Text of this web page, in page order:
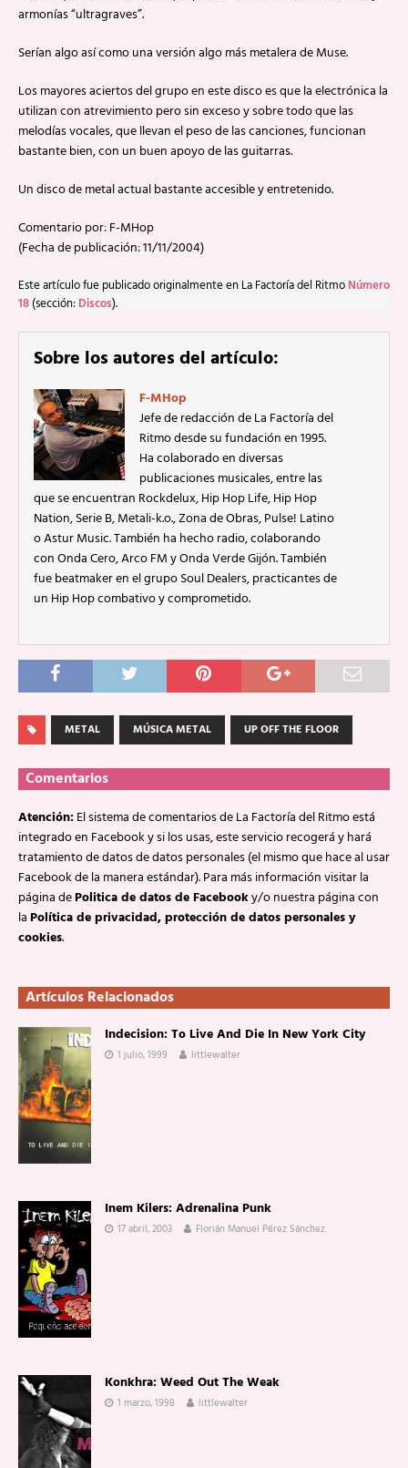
armonías “ultragraves”.
Serían algo así como una versión algo más metalera de Muse.
Los mayores aciertos del grupo en este disco es que la electrónica la
utilizan con atrevimiento pero sin exceso y sobre todo que las
melodías vocales, que llevan el peso de las canciones, funcionan
bastante bien, con un buen apoyo de las guitarras.
Un disco de metal actual bastante accesible y entretenido.
Comentario por: F-MHop
(Fecha de publicación: 11/11/2004)
Este artículo fue publicado originalmente en La Factoría del Ritmo Número
18 (sección: Discos).
Sobre los autores del artículo:
F-MHop
Jefe de redacción de La Factoría del
Ritmo desde su fundación en 1995.
Ha colaborado en diversas
publicaciones musicales, entre las
que se encuentran Rockdelux, Hip Hop Life, Hip Hop
Nation, Serie B, Metali-k.o., Zona de Obras, Pulse! Latino
o Astur Music. También ha hecho radio, colaborando
con Onda Cero, Arco FM y Onda Verde Gijón. También
fue beatmaker en el grupo Soul Dealers, practicantes de
un Hip Hop combativo y comprometido.
METAL MÚSICA METAL UP OFF THE FLOOR
Comentarios
Atención:El sistema de comentarios de La Factoría del Ritmo está
integrado en Facebook y si los usas, este servicio recogerá y hará
tratamiento de datos de datos personales (el mismo que hace al usar
Facebook de la manera estándar). Para más información visitar la
página dePolitica de datos de Facebooky/o nuestra página con
laPolítica de privacidad, protección de datos personales y
cookies.
Artículos Relacionados
Indecision: To Live And Die In New York City
1 julio, 1999 littlewalter
Inem Kilers: Adrenalina Punk
17 abril, 2003 Florián Manuel Pérez Sánchez
Konkhra: Weed Out The Weak
1 marzo, 1998 littlewalter